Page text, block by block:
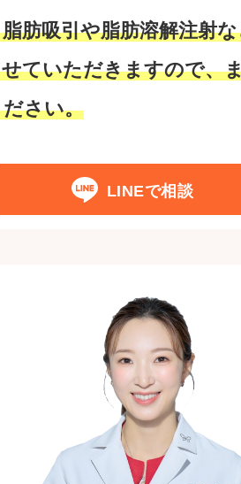
肪吸引や脂肪溶解注射
ていただきますので、
さい。
LINEで相談